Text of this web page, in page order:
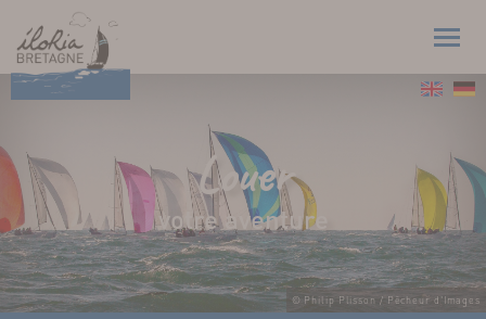
Louer
votre aventure
© Philip Plisson / Pêcheur d'Images